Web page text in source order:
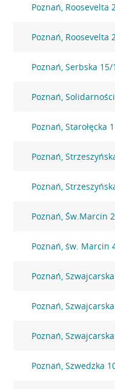
Poznań, Roosevelta
Poznań, Roosevelta
Poznań, Serbska 15/1
Poznań,
Poznań, Starołęcka 1
Poznań,
Poznań,
Poznań, Św.Marcin
Poznań, św. Marcin
Poznań,
Poznań,
Poznań,
Poznań, Szwedzka